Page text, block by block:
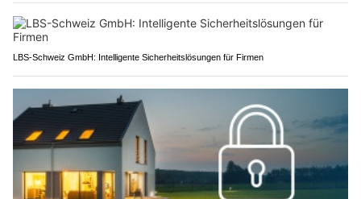
LBS-Schweiz GmbH: Intelligente Sicherheitslösungen für Firmen